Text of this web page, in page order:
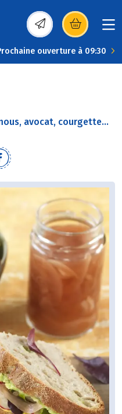
(s’ouvre dans une
ouverture à 09:30
avocat, courgette...